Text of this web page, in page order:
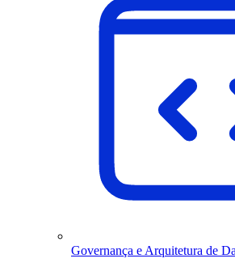
Governança e Arquitetura de